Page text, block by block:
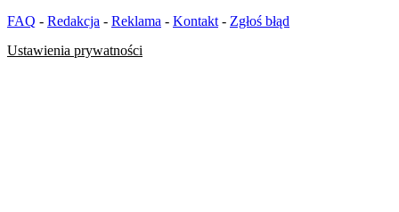
FAQ - Redakcja - Reklama - Kontakt - Zgłoś błąd
Ustawienia prywatności